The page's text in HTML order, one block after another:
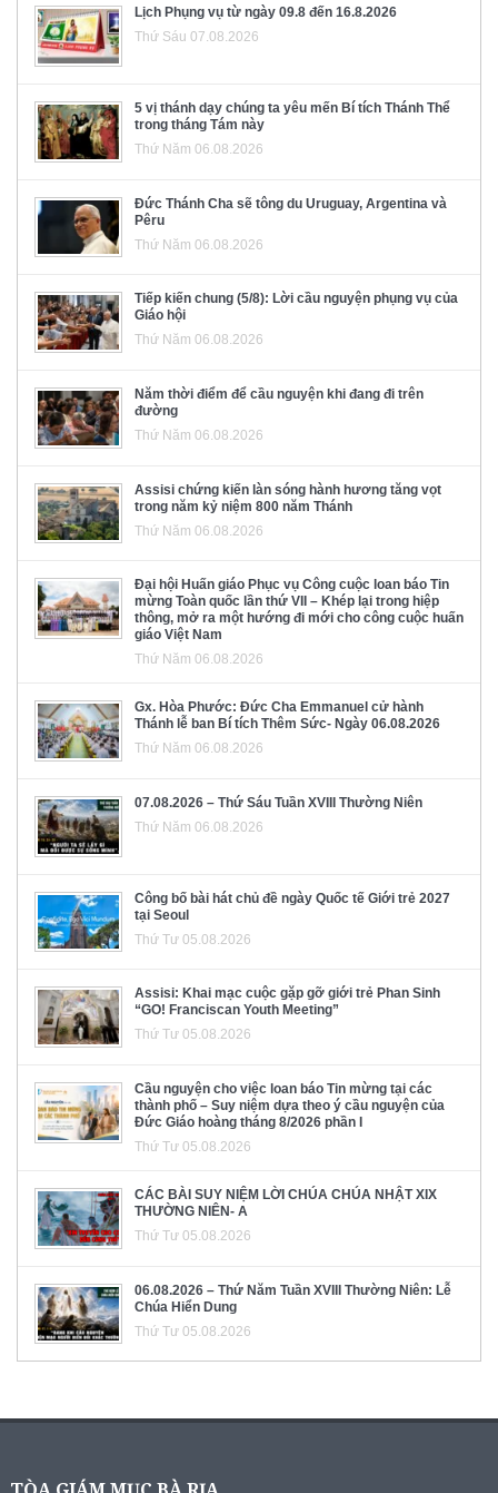
Lịch Phụng vụ từ ngày 09.8 đến 16.8.2026
Thứ Sáu 07.08.2026
5 vị thánh dạy chúng ta yêu mến Bí tích Thánh Thể
trong tháng Tám này
Thứ Năm 06.08.2026
Đức Thánh Cha sẽ tông du Uruguay, Argentina và
Pêru
Thứ Năm 06.08.2026
Tiếp kiến chung (5/8): Lời cầu nguyện phụng vụ của
Giáo hội
Thứ Năm 06.08.2026
Năm thời điểm để cầu nguyện khi đang đi trên
đường
Thứ Năm 06.08.2026
Assisi chứng kiến làn sóng hành hương tăng vọt
trong năm kỷ niệm 800 năm Thánh
Thứ Năm 06.08.2026
Đại hội Huấn giáo Phục vụ Công cuộc loan báo Tin
mừng Toàn quốc lần thứ VII – Khép lại trong hiệp
thông, mở ra một hướng đi mới cho công cuộc huấn
giáo Việt Nam
Thứ Năm 06.08.2026
Gx. Hòa Phước: Đức Cha Emmanuel cử hành
Thánh lễ ban Bí tích Thêm Sức- Ngày 06.08.2026
Thứ Năm 06.08.2026
07.08.2026 – Thứ Sáu Tuần XVIII Thường Niên
Thứ Năm 06.08.2026
Công bố bài hát chủ đề ngày Quốc tế Giới trẻ 2027
tại Seoul
Thứ Tư 05.08.2026
Assisi: Khai mạc cuộc gặp gỡ giới trẻ Phan Sinh
“GO! Franciscan Youth Meeting”
Thứ Tư 05.08.2026
Cầu nguyện cho việc loan báo Tin mừng tại các
thành phố – Suy niệm dựa theo ý cầu nguyện của
Đức Giáo hoàng tháng 8/2026 phần I
Thứ Tư 05.08.2026
CÁC BÀI SUY NIỆM LỜI CHÚA CHÚA NHẬT XIX
THƯỜNG NIÊN- A
Thứ Tư 05.08.2026
06.08.2026 – Thứ Năm Tuần XVIII Thường Niên: Lễ
Chúa Hiển Dung
Thứ Tư 05.08.2026